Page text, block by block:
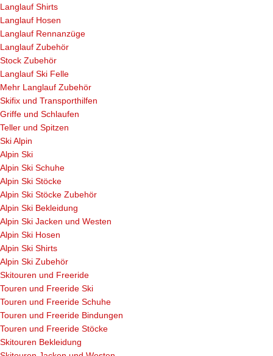
Langlauf Shirts
Langlauf Hosen
Langlauf Rennanzüge
Langlauf Zubehör
Stock Zubehör
Langlauf Ski Felle
Mehr Langlauf Zubehör
Skifix und Transporthilfen
Griffe und Schlaufen
Teller und Spitzen
Ski Alpin
Alpin Ski
Alpin Ski Schuhe
Alpin Ski Stöcke
Alpin Ski Stöcke Zubehör
Alpin Ski Bekleidung
Alpin Ski Jacken und Westen
Alpin Ski Hosen
Alpin Ski Shirts
Alpin Ski Zubehör
Skitouren und Freeride
Touren und Freeride Ski
Touren und Freeride Schuhe
Touren und Freeride Bindungen
Touren und Freeride Stöcke
Skitouren Bekleidung